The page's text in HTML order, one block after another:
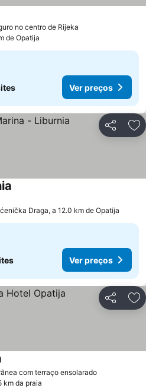
no centro de Rijeka
de Opatija
Ver preços
Partilhar
Draga, a 12.0 km de Opatija
Ver preços
Partilhar
com terraço ensolarado
km da praia